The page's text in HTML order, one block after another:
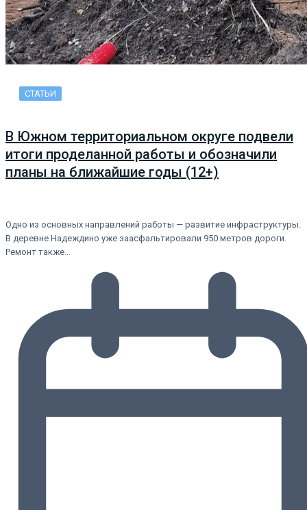
СТАТЬИ
В Южном территориальном округе подвели
итоги проделанной работы и обозначили
планы на ближайшие годы (12+)
Одно из основных направлений работы — развитие инфраструктуры.
В деревне Надеждино уже заасфальтировали 950 метров дороги.
Ремонт также…